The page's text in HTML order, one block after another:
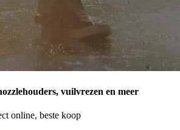
vuilvrezen en meer
online, beste koop